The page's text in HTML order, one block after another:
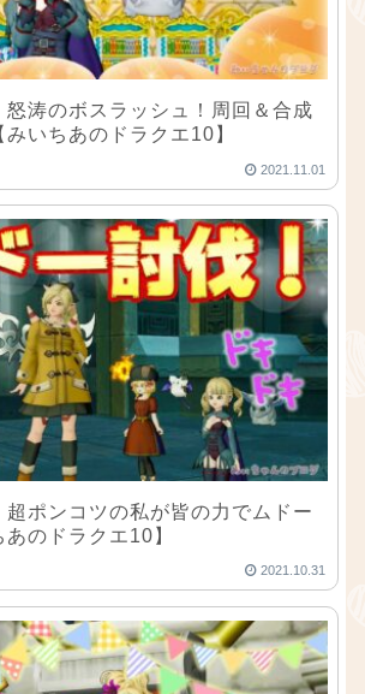
怒涛のボスラッシュ！周回＆合成
いちあのドラクエ10】
2021.11.01
超ポンコツの私が皆の力でムドー
のドラクエ10】
2021.10.31